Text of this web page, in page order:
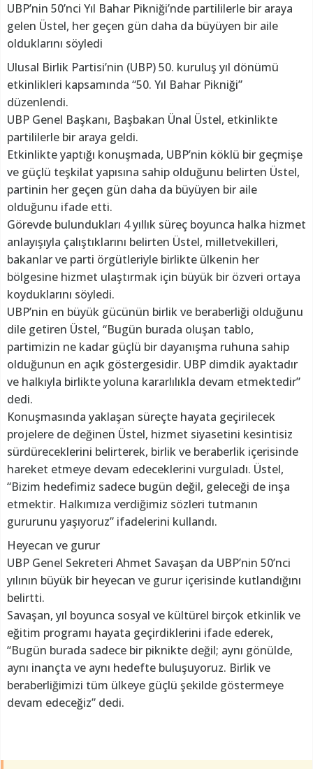
UBP’nin 50’nci Yıl Bahar Pikniği’nde partililerle bir araya
gelen Üstel, her geçen gün daha da büyüyen bir aile
olduklarını söyledi
Ulusal Birlik Partisi’nin (UBP) 50. kuruluş yıl dönümü
etkinlikleri kapsamında “50. Yıl Bahar Pikniği”
düzenlendi.
UBP Genel Başkanı, Başbakan Ünal Üstel, etkinlikte
partililerle bir araya geldi.
Etkinlikte yaptığı konuşmada, UBP’nin köklü bir geçmişe
ve güçlü teşkilat yapısına sahip olduğunu belirten Üstel,
partinin her geçen gün daha da büyüyen bir aile
olduğunu ifade etti.
Görevde bulundukları 4 yıllık süreç boyunca halka hizmet
anlayışıyla çalıştıklarını belirten Üstel, milletvekilleri,
bakanlar ve parti örgütleriyle birlikte ülkenin her
bölgesine hizmet ulaştırmak için büyük bir özveri ortaya
koyduklarını söyledi.
UBP’nin en büyük gücünün birlik ve beraberliği olduğunu
dile getiren Üstel, “Bugün burada oluşan tablo,
partimizin ne kadar güçlü bir dayanışma ruhuna sahip
olduğunun en açık göstergesidir. UBP dimdik ayaktadır
ve halkıyla birlikte yoluna kararlılıkla devam etmektedir”
dedi.
Konuşmasında yaklaşan süreçte hayata geçirilecek
projelere de değinen Üstel, hizmet siyasetini kesintisiz
sürdüreceklerini belirterek, birlik ve beraberlik içerisinde
hareket etmeye devam edeceklerini vurguladı. Üstel,
“Bizim hedefimiz sadece bugün değil, geleceği de inşa
etmektir. Halkımıza verdiğimiz sözleri tutmanın
gururunu yaşıyoruz” ifadelerini kullandı.
Heyecan ve gurur
UBP Genel Sekreteri Ahmet Savaşan da UBP’nin 50’nci
yılının büyük bir heyecan ve gurur içerisinde kutlandığını
belirtti.
Savaşan, yıl boyunca sosyal ve kültürel birçok etkinlik ve
eğitim programı hayata geçirdiklerini ifade ederek,
“Bugün burada sadece bir piknikte değil; aynı gönülde,
aynı inançta ve aynı hedefte buluşuyoruz. Birlik ve
beraberliğimizi tüm ülkeye güçlü şekilde göstermeye
devam edeceğiz” dedi.